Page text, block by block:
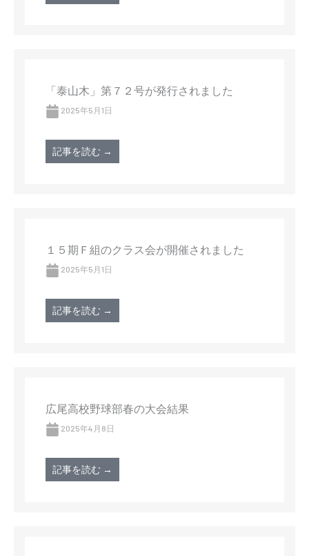
「泰山木」第７２号が発行されました
2025年5月1日
記事を読む →
１５期Ｆ組のクラス会が開催されました
2025年5月1日
記事を読む →
広尾高校野球部春の大会結果
2025年4月8日
記事を読む →